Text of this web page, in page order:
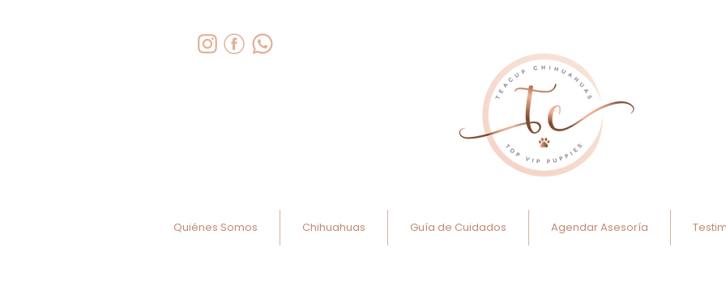
Quiénes Somos Chihuahuas Guía de Cuidados Agendar Asesoría